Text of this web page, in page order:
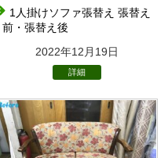
1人掛けソファ張替え 張替え
前・張替え後
2022年12月19日
詳細